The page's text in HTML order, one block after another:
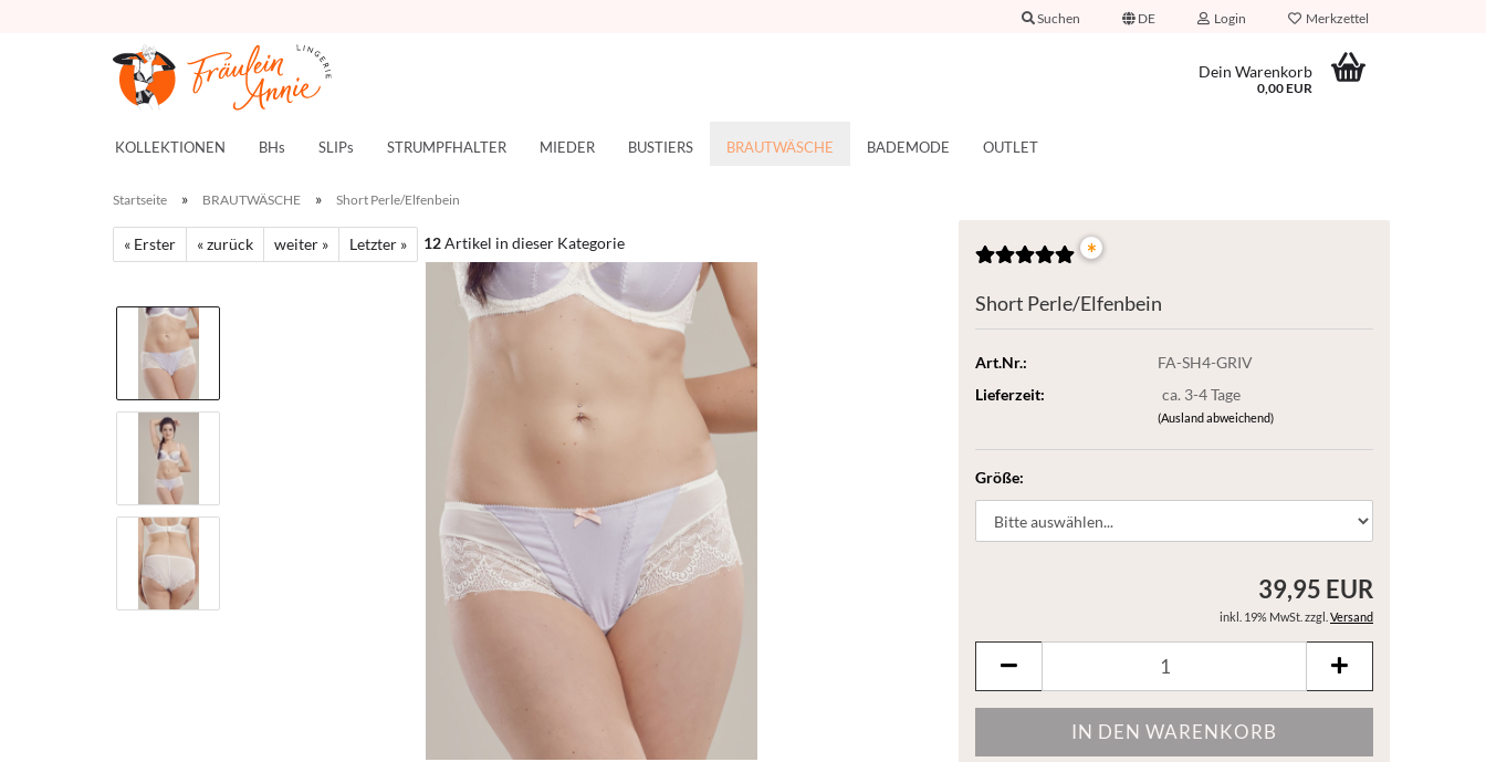
Suchen DE Login Merkzettel
Dein Warenkorb
0,00 EUR
KOLLEKTIONEN BHs SLIPs STRUMPFHALTER MIEDER BUSTIERS BRAUTWÄSCHE BADEMODE OUTLET
Startseite » BRAUTWÄSCHE » Short Perle/Elfenbein
« Erster « zurück weiter » Letzter » 12Artikel in dieser Kategorie *
Short Perle/Elfenbein
Art.Nr.:
FA-SH4-GRIV
Lieferzeit:
ca. 3-4 Tage
(Ausland abweichend)
Größe:
39,95 EUR
inkl. 19% MwSt. zzgl. Versand